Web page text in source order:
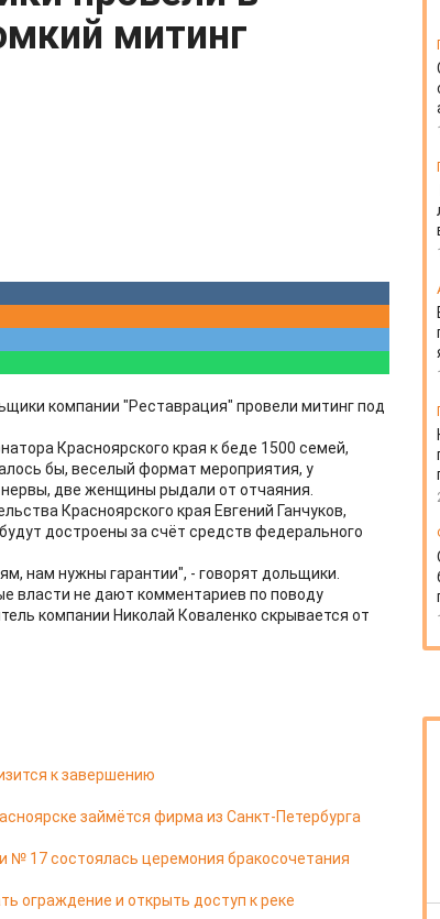
митинг
компании "Реставрация" провели митинг под
Красноярского края к беде 1500 семей,
бы, веселый формат мероприятия, у
две женщины рыдали от отчаяния.
Красноярского края Евгений Ганчуков,
достроены за счёт средств федерального
нам нужны гарантии", - говорят дольщики.
власти не дают комментариев по поводу
компании Николай Коваленко скрывается от
к завершению
займётся фирма из Санкт-Петербурга
№ 17 состоялась церемония бракосочетания
ограждение и открыть доступ к реке